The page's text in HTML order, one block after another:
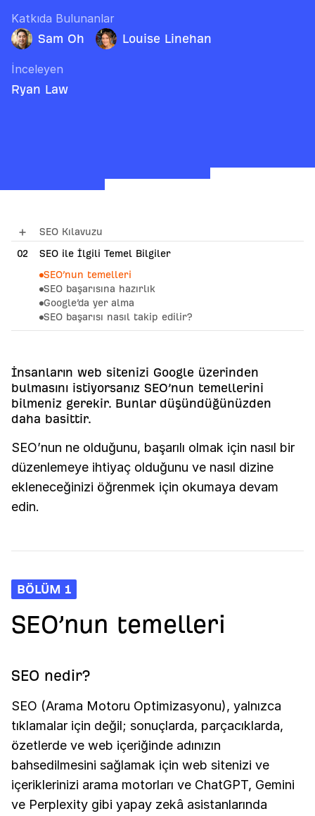
Katkıda Bulunanlar
Sam Oh Louise Linehan
İnceleyen
Ryan Law
SEO Kılavuzu
01 Arama Motorları Nasıl Çalışır?
02
SEO ile İlgili Temel Bilgiler
SEO’nun temelleri
SEO başarısına hazırlık
Google’da yer alma
SEO başarısı nasıl takip edilir?
05 Sayfa İçi SEO
06 Bağlantı Oluşturma
08 Yerel SEO
09 Yapay Zekâ'nın SEO İçin Anlamı
10
İnsanların web sitenizi Google üzerinden
bulmasını istiyorsanız SEO’nun temellerini
bilmeniz gerekir. Bunlar düşündüğünüzden
daha basittir.
SEO’nun ne olduğunu, başarılı olmak için nasıl bir
düzenlemeye ihtiyaç olduğunu ve nasıl dizine
ekleneceğinizi öğrenmek için okumaya devam
edin.
BÖLÜM 1
SEO’nun temelleri
SEO nedir?
SEO (Arama Motoru Optimizasyonu), yalnızca
tıklamalar için değil; sonuçlarda, parçacıklarda,
özetlerde ve web içeriğinde adınızın
bahsedilmesini sağlamak için web sitenizi ve
içeriklerinizi arama motorları ve ChatGPT, Gemini
ve Perplexity gibi yapay zekâ asistanlarında